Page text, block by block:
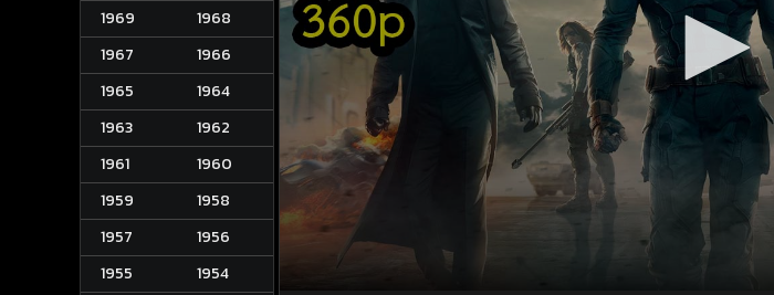
1969
1968
1967
1966
1965
1964
1963
1962
1961
1960
1959
1958
1957
1956
1955
1954